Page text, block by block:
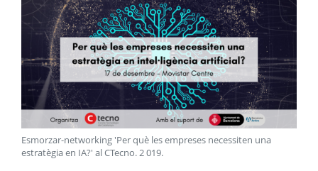
Esmorzar-networking 'Per què les empreses necessiten una
estratègia en IA?' al CTecno.2 019.